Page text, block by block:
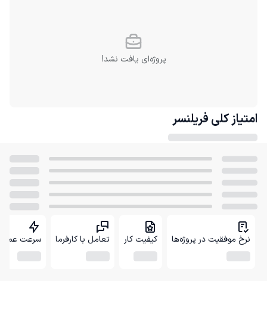
پروژه‌ای یافت نشد!
امتیاز کلی فریلنسر
نرخ موفقیت در پروژه‌ها کیفیت کار تعامل با کارفرما سرعت عمل